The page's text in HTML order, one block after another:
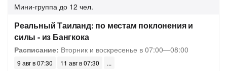
Мини-группа до 12 чел.
Реальный Таиланд: по местам поклонения и
силы - из Бангкока
Расписание: Вторник и воскресенье в 07:00—08:00
9 авг в 07:30 11 авг в 07:30